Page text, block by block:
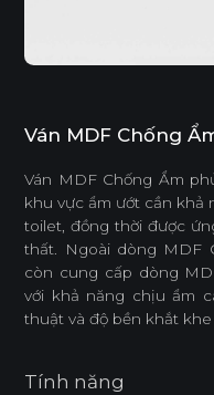
Ván MDF Chống
Ván MDF Chống Ẩm
khu vực ẩm ướt cần khả
toilet, đồng thời được
thất. Ngoài dòng MDF
còn cung cấp dòng
với khả năng chịu ẩm
thuật và độ bền khắt
Tính năng